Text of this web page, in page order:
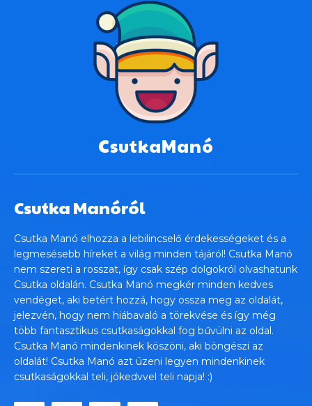
CsutkaManó
Csutka Manóról
Csutka Manó elhozza a lebilincselő érdekességeket és a
legmesésebb híreket a világ minden tájáról! Csutka Manó
nem szereti a rosszat, így csak szép dolgokról olvashatunk
Csutka oldalán. Csutka Manó megkér minden kedves
vendéget, aki betért hozzá, hogy ossza meg az oldalát,
jelezvén, hogy nem hiábavaló a törekvése és így még
több fantasztikus csutkaságokkal fog bűvülni az oldal.
Csutka Manó mindenkinek köszöni, aki böngészi az
oldalát! Csutka Manó azt üzeni legyen mindenkinek
csutkaságokkal teli, jókedvvel teli napja! :)